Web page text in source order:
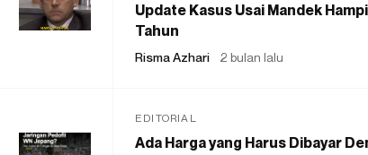
Update Kasus Usai Mandek
Tahun
Risma Azhari 2 bulan lalu
EDITORIAL
Ada Harga yang Harus Dibayar